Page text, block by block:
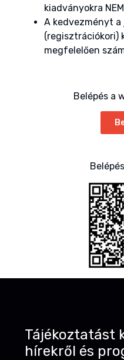
kiadványokra
A kedvezményt
(regisztrációkori)
megfelelően
Belépés a
Tájékoztatást
hírekről és